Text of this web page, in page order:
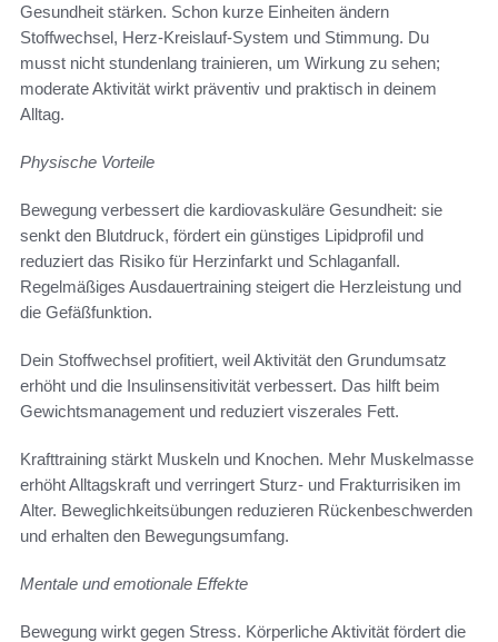
Gesundheit stärken. Schon kurze Einheiten ändern
Stoffwechsel, Herz-Kreislauf-System und Stimmung. Du
musst nicht stundenlang trainieren, um Wirkung zu sehen;
moderate Aktivität wirkt präventiv und praktisch in deinem
Alltag.
Physische Vorteile
Bewegung verbessert die kardiovaskuläre Gesundheit: sie
senkt den Blutdruck, fördert ein günstiges Lipidprofil und
reduziert das Risiko für Herzinfarkt und Schlaganfall.
Regelmäßiges Ausdauertraining steigert die Herzleistung und
die Gefäßfunktion.
Dein Stoffwechsel profitiert, weil Aktivität den Grundumsatz
erhöht und die Insulinsensitivität verbessert. Das hilft beim
Gewichtsmanagement und reduziert viszerales Fett.
Krafttraining stärkt Muskeln und Knochen. Mehr Muskelmasse
erhöht Alltagskraft und verringert Sturz- und Frakturrisiken im
Alter. Beweglichkeitsübungen reduzieren Rückenbeschwerden
und erhalten den Bewegungsumfang.
Mentale und emotionale Effekte
Bewegung wirkt gegen Stress. Körperliche Aktivität fördert die